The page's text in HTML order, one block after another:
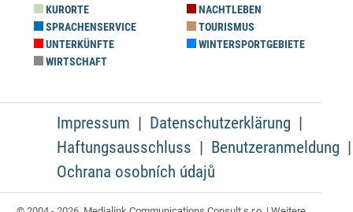
KURORTE
NACHTLEBEN
SPRACHENSERVICE
TOURISMUS
UNTERKÜNFTE
WINTERSPORTGEBIETE
WIRTSCHAFT
Impressum
Datenschutzerklärung
Haftungsausschluss
Benutzeranmeldung
Ochrana osobních údajů